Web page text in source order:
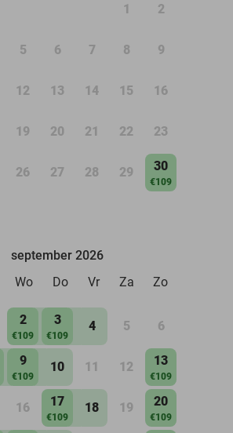
1 2
5 6 7 8 9
12 13 14 15 16
19 20 21 22 23
26 27 28 29 30
€109
september 2026
Wo Do Vr Za Zo
2
€109
3
€109
4 5 6
9
€109
10 11 12 13
€109
16 17
€109
18 19 20
€109